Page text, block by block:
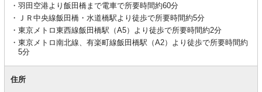
羽田空港より飯田橋まで電車で所要時間約60分
ＪＲ中央線飯田橋・水道橋駅より徒歩で所要時間約5分
東京メトロ東西線飯田橋駅（A5）より徒歩で所要時間約2分
東京メトロ南北線、有楽町線飯田橋駅（A2）より徒歩で所要時間約
5分
住所